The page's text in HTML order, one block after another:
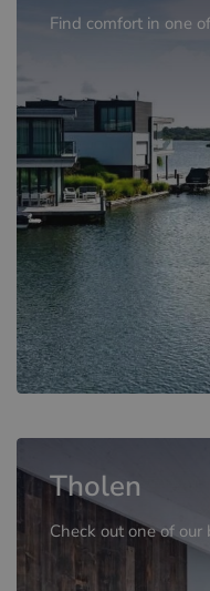
Find comfort in one
Tholen
Check out one of